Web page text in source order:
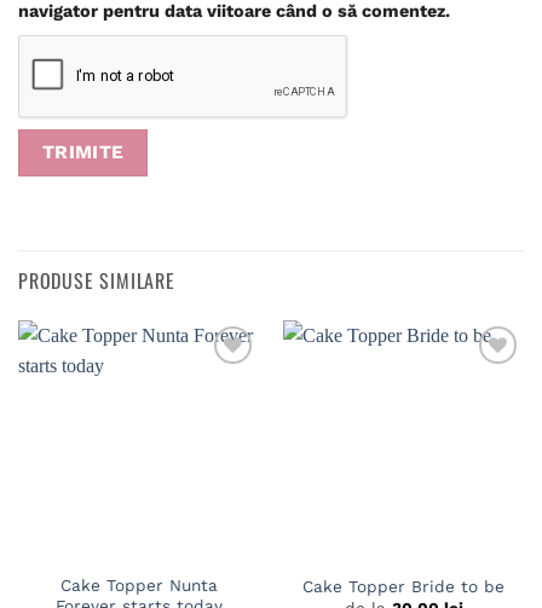
navigator pentru data viitoare când o să comentez.
PRODUSE SIMILARE
Cake Topper Nunta
Cake Topper Bride to be